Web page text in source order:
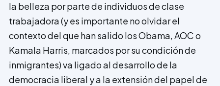
la belleza por parte de individuos de clase
trabajadora (y es importante no olvidar el
contexto del que han salido los Obama, AOC o
Kamala Harris, marcados por su condición de
inmigrantes) va ligado al desarrollo de la
democracia liberal y a la extensión del papel de